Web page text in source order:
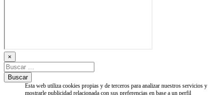
×
Esta web utiliza cookies propias y de terceros para analizar nuestros servicios y
mostrarle publicidad relacionada con sus preferencias en base a un perfil